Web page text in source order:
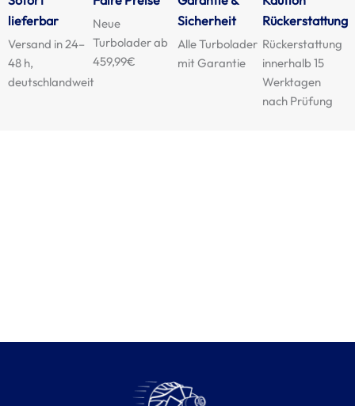
lieferbar
Versand in 24–
48 h,
deutschlandweit
Neue
Turbolader ab
459,99€
Sicherheit
Alle Turbolader
mit Garantie
Rückerstattung
Rückerstattung
innerhalb 15
Werktagen
nach Prüfung